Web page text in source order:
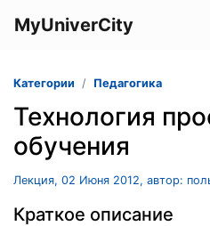
MyUniverCity
Категории Педагогика
Технология
обучения
Лекция, 02 Июня 2012, автор:
Краткое описание